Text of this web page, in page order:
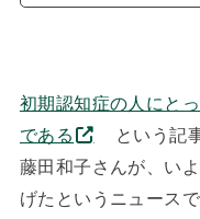
初期認知症の人にと
である
という記
藤田和子さんが、い
げたというニュース